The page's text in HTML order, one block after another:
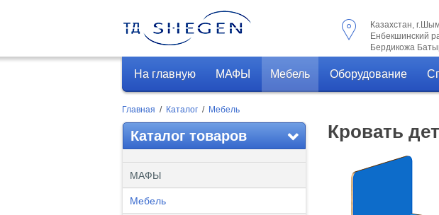
Казахстан,
Енбекшинский
Бердикожа
На главную МАФЫ Мебель Оборудование
Главная / Каталог / Мебель
Каталог товаров
МАФЫ
Мебель
Кровать